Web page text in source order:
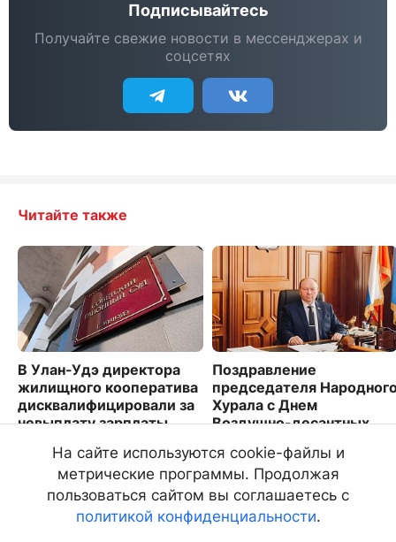
Подписывайтесь
Получайте свежие новости в мессенджерах и
соцсетях
Читайте также
В Улан-Удэ директора
жилищного кооператива
дисквалифицировали за
невыплату зарплаты
609
Поздравление
председателя
Хурала с Днем
Воздушно-десантных
4968
На сайте используются cookie-файлы и
метрические программы. Продолжая
пользоваться сайтом вы соглашаетесь с
политикой конфиденциальности.